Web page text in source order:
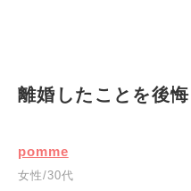
離婚したことを後
pomme
女性/30代